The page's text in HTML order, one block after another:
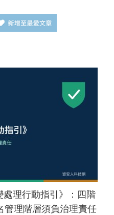
理行動指引》：四階
管理階層須負治理責任